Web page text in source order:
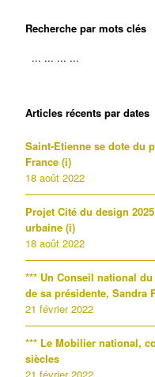
Recherche par mots clés
Articles récents par dates
Saint-Etienne se dote du
France (i)
18 août 2022
Projet Cité du design
urbaine (i)
18 août 2022
*** Un Conseil national
de sa présidente, Sandra
21 février 2022
*** Le Mobilier national,
siècles